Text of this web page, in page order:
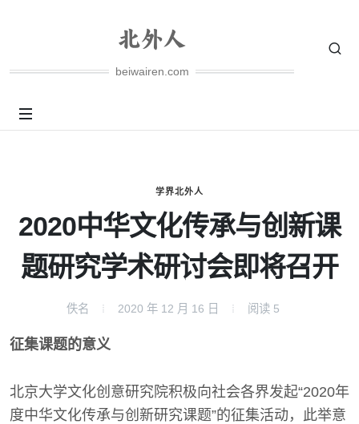
beiwairen.com
学界北外人
2020中华文化传承与创新课
题研究学术研讨会即将召开
佚名 2020 年 12 月 16 日 阅读 5
征集课题的意义
北京大学文化创意研究院积极向社会各界发起“2020年
度中华文化传承与创新研究课题”的征集活动，此举意